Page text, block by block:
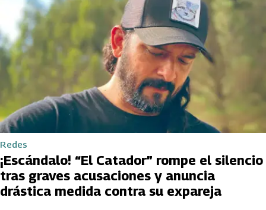
Redes
¡Escándalo! “El Catador” rompe el silencio
tras graves acusaciones y anuncia
drástica medida contra su expareja